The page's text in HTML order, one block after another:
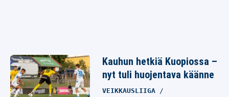
Kauhun hetkiä Kuopiossa –
nyt tuli huojentava käänne
VEIKKAUSLIIGA